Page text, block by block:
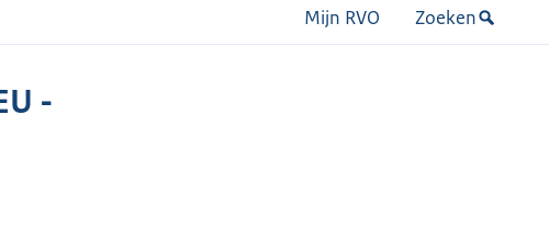
Mijn RVO Zoeken
-